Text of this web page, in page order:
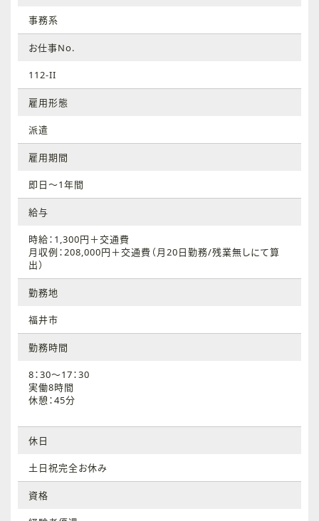
事務系
お仕事No.
112-II
雇用形態
派遣
雇用期間
即日～1年間
給与
時給：1,300円＋交通費
月収例：208,000円＋交通費（月20日勤務/残業無しにて算
出）
勤務地
福井市
勤務時間
8：30～17：30
実働8時間
休憩：45分
休日
土日祝完全お休み
資格